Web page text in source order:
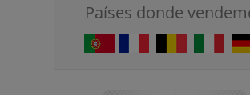
Países donde